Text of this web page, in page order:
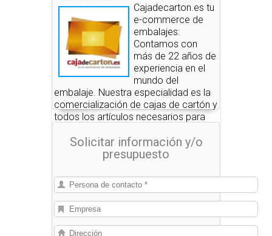
Cajadecarton.es tu
e-commerce de
embalajes:
Contamos con
más de 22 años de
experiencia en el
mundo del
embalaje. Nuestra especialidad es la
comercialización de cajas de cartón y
todos los artículos necesarios para
protección de todo tipo de productos
y envíos a unos precios muy
asesoramiento personalizado en todo
lo referente a embalajes.
Solicitar información y/o
presupuesto